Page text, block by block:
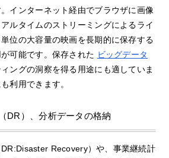
インターネット経由でブラウザに画像
ルタイムのストリーミングによるライ
位の大容量の映画を長期的に保存する
可能です。保存された ビッグデータ
ングの洞察を得る用途にも適していま
利用できます。
DR）、分析データの格納
Recovery）や、事業継続計